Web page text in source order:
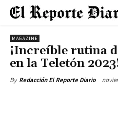
MAGAZINE
¡Increíble rutina
en la Teletón
By Redacción El Reporte Diario